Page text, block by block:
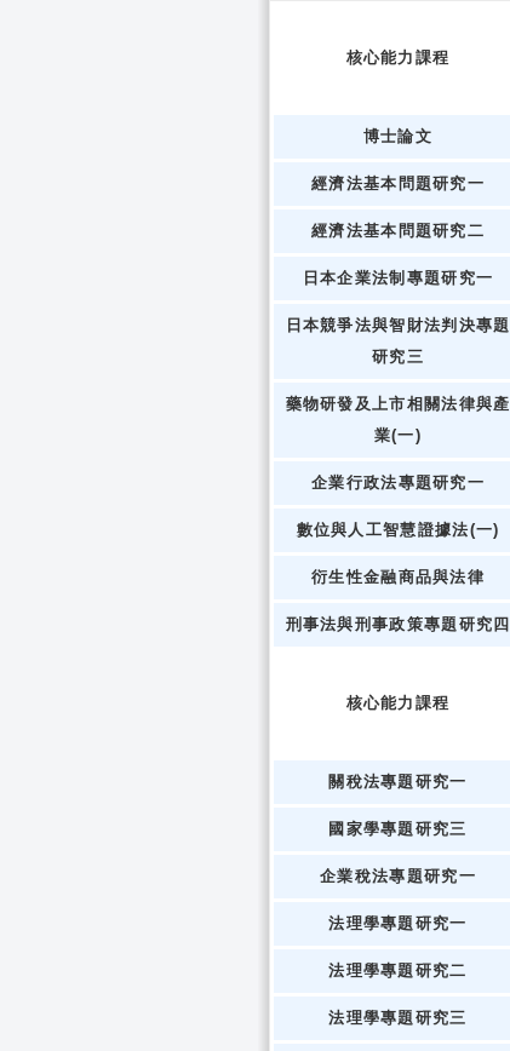
核心能力課程
博士論文
經濟法基本問題研究一
經濟法基本問題研究二
日本企業法制專題研究一
日本競爭法與智財法判決專題
研究三
藥物研發及上市相關法律與產
業(一)
企業行政法專題研究一
數位與人工智慧證據法(一)
衍生性金融商品與法律
刑事法與刑事政策專題研究四
核心能力課程
關稅法專題研究一
國家學專題研究三
企業稅法專題研究一
法理學專題研究一
法理學專題研究二
法理學專題研究三